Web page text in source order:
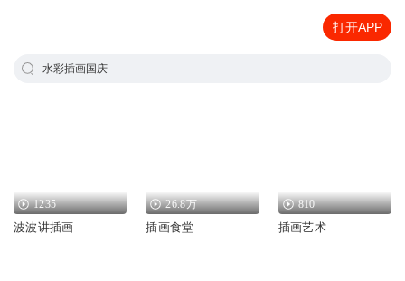
打开APP
水彩插画国庆
1235
波波讲插画
26.8万
插画食堂
810
插画艺术